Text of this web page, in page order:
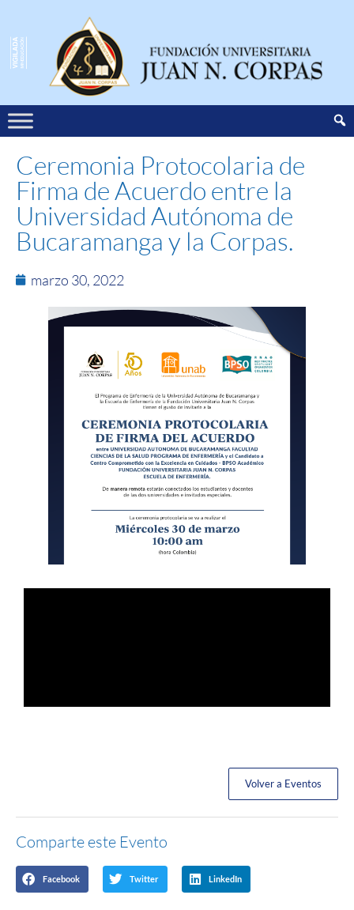
Ceremonia Protocolaria de
Firma de Acuerdo entre la
Universidad Autónoma de
Bucaramanga y la Corpas.
marzo 30, 2022
Volver a Eventos
Comparte este Evento
Facebook Twitter LinkedIn